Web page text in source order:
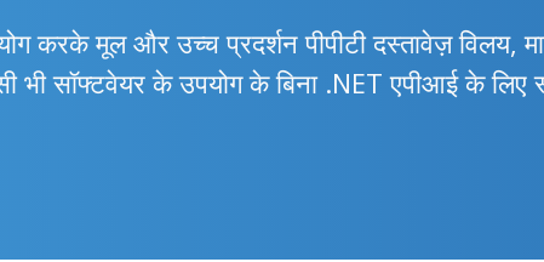
करके मूल और उच्च प्रदर्शन पीपीटी दस्तावेज़ विलय,
सॉफ्टवेयर के उपयोग के बिना .NET एपीआई के लिए